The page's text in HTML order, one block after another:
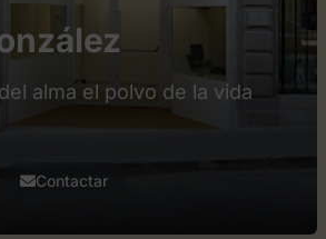
alma el polvo de la vida
Contactar